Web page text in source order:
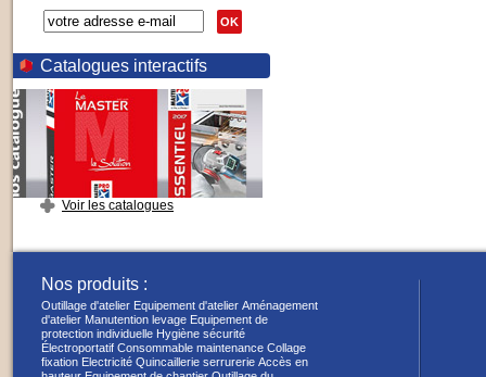
OK
Catalogues interactifs
Voir les catalogues
Nos produits :
Outillage d'atelier Equipement d'atelier Aménagement
d'atelier Manutention levage Equipement de
protection individuelle Hygiène sécurité
Électroportatif Consommable maintenance Collage
fixation Electricité Quincaillerie serrurerie Accès en